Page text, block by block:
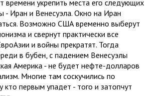
времени укрепить места его следующих
- Иран и Венесуэла. Окно на Иран
Возможно США временно выберут
и свернут практически все
и войны прекратят. Тогда
в бубен, с падением Венесуэлы
Америка - не будет нефте-долларов
Многие там соскучились по
первым упадет - того и затопчут